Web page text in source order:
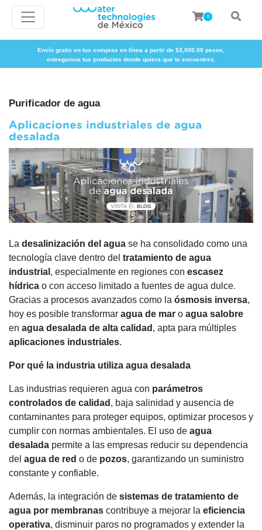
0
Envío gratis en tus compras en línea a partir de $3,000.00 pesos,
entregamos tus productos donde quiera que te encuentres.
Purificador de agua
Aplicaciones industriales de agua
desalada
La desalinización del agua se ha consolidado como una
tecnología clave dentro del tratamiento de agua
industrial , especialmente en regiones con escasez
hídrica o con acceso limitado a fuentes de agua dulce.
Gracias a procesos avanzados como la ósmosis inversa,
hoy es posible transformar agua de mar o agua salobre
en agua desalada de alta calidad , apta para múltiples
aplicaciones industriales.
Por qué la industria utiliza agua desalada
Las industrias requieren agua con parámetros
controlados de calidad , baja salinidad y ausencia de
contaminantes para proteger equipos, optimizar procesos y
cumplir con normas ambientales. El uso de agua
desalada permite a las empresas reducir su dependencia
del agua de red o de pozos, garantizando un suministro
constante y confiable.
Además, la integración de sistemas de tratamiento de
agua por membranas contribuye a mejorar la eficiencia
operativa, disminuir paros no programados y extender la